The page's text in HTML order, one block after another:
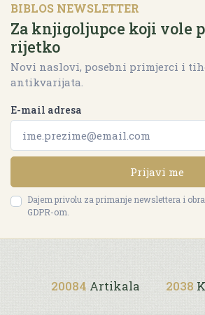
BIBLOS NEWSLETTER
Za knjigoljupce koji vole
rijetko
Novi naslovi, posebni primjerci i
antikvarijata.
E-mail adresa
Prijavi me
Dajem privolu za primanje newslettera i
GDPR-om.
20084 Artikala 2038